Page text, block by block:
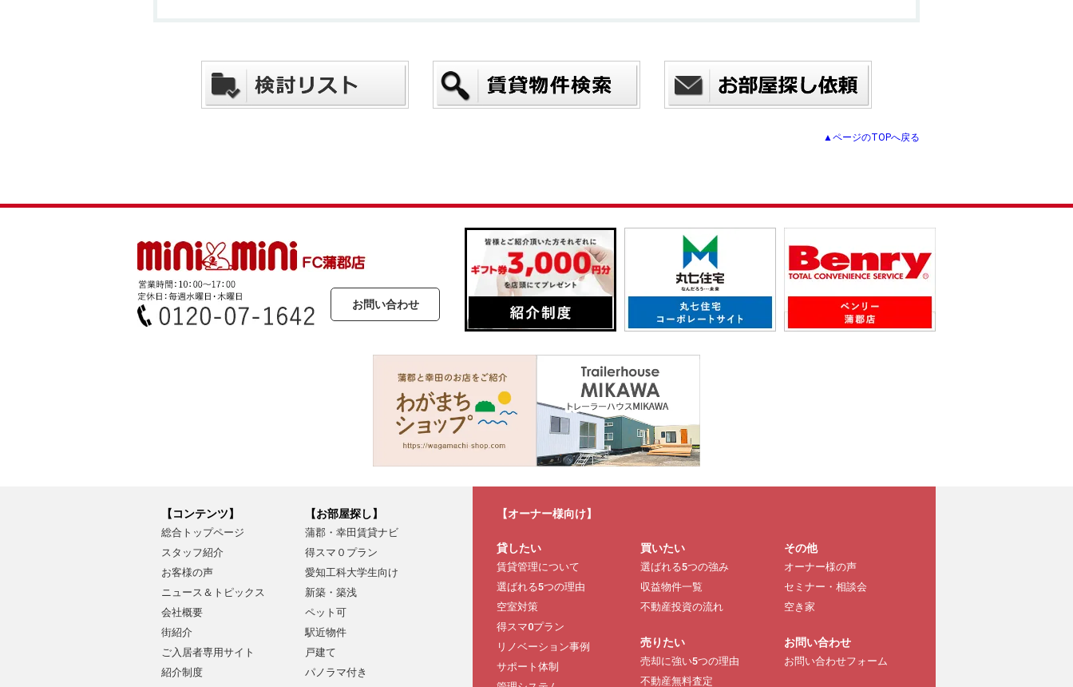
▲ページのTOPへ戻る
お問い合わせ
【コンテンツ】
総合トップページ
スタッフ紹介
お客様の声
ニュース＆トピックス
会社概要
街紹介
ご入居者専用サイト
紹介制度
【お部屋探し】
蒲郡・幸田賃貸ナビ
得スマ０プラン
愛知工科大学生向け
新築・築浅
ペット可
駅近物件
戸建て
パノラマ付き
【オーナー様向け】
貸したい
賃貸管理について
選ばれる5つの理由
空室対策
得スマ0プラン
リノベーション事例
サポート体制
買いたい
選ばれる5つの強み
収益物件一覧
不動産投資の流れ
売りたい
売却に強い5つの理由
不動産無料査定
その他
オーナー様の声
セミナー・相談会
空き家
お問い合わせ
お問い合わせフォーム